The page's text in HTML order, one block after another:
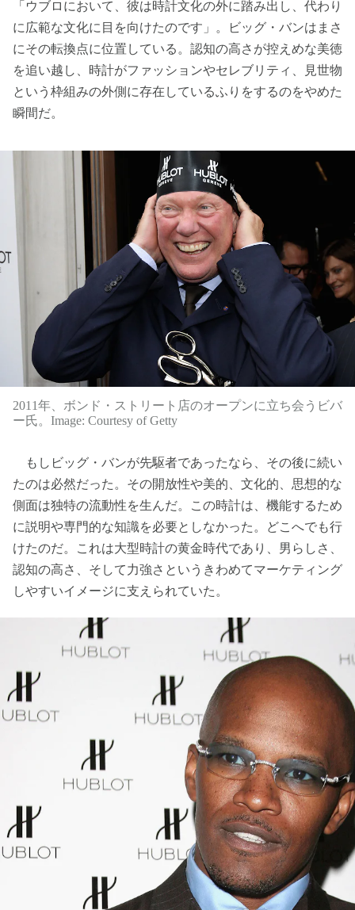
「ウブロにおいて、彼は時計文化の外に踏み出し、代わり
に広範な文化に目を向けたのです」。ビッグ・バンはまさ
にその転換点に位置している。認知の高さが控えめな美徳
を追い越し、時計がファッションやセレブリティ、見世物
という枠組みの外側に存在しているふりをするのをやめた
瞬間だ。
2011年、ボンド・ストリート店のオープンに立ち会うビバ
ー氏。Image: Courtesy of Getty
もしビッグ・バンが先駆者であったなら、その後に続い
たのは必然だった。その開放性や美的、文化的、思想的な
側面は独特の流動性を生んだ。この時計は、機能するため
に説明や専門的な知識を必要としなかった。どこへでも行
けたのだ。これは大型時計の黄金時代であり、男らしさ、
認知の高さ、そして力強さというきわめてマーケティング
しやすいイメージに支えられていた。